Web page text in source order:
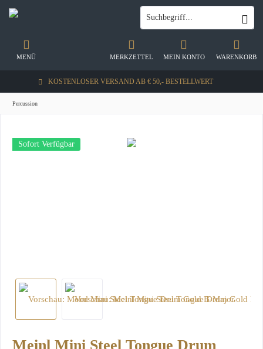
KOSTENLOSER VERSAND AB € 50,- BESTELLWERT
WARENKORB
MERKZETTEL MEIN KONTO
MENÜ
Percussion
Sofort Verfügbar
Meinl Mini Steel Tongue Drum